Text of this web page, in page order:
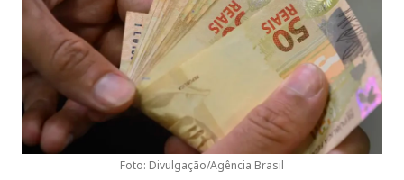
Foto: Divulgação/Agência Brasil